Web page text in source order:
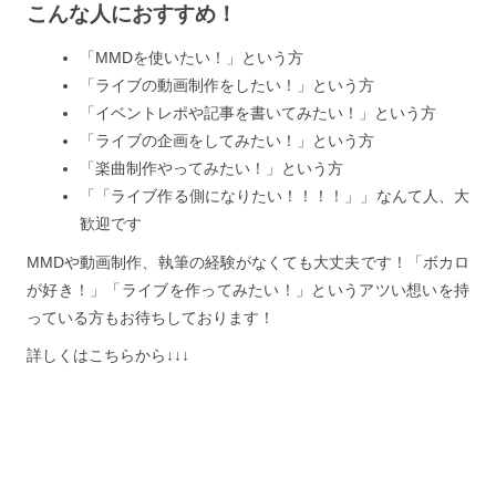
こんな人におすすめ！
「MMDを使いたい！」という方
「ライブの動画制作をしたい！」という方
「イベントレポや記事を書いてみたい！」という方
「ライブの企画をしてみたい！」という方
「楽曲制作やってみたい！」という方
「「ライブ作る側になりたい！！！！」」なんて人、大
歓迎です
MMDや動画制作、執筆の経験がなくても大丈夫です！「ボカロ
が好き！」「ライブを作ってみたい！」というアツい想いを持
っている方もお待ちしております！
詳しくはこちらから↓↓↓